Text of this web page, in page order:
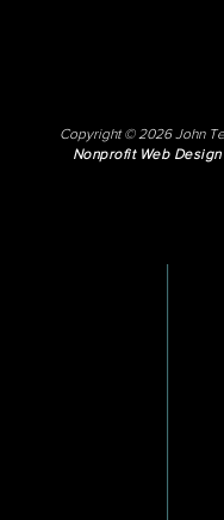
Copyright © 2026 John
Nonprofit Web Design